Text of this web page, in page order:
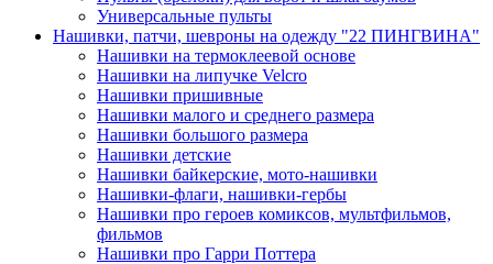
Универсальные пульты
Нашивки, патчи, шевроны на одежду "22 ПИНГВИНА"
Нашивки на термоклеевой основе
Нашивки на липучке Velcro
Нашивки пришивные
Нашивки малого и среднего размера
Нашивки большого размера
Нашивки детские
Нашивки байкерские, мото-нашивки
Нашивки-флаги, нашивки-гербы
Нашивки про героев комиксов, мультфильмов,
фильмов
Нашивки про Гарри Поттера